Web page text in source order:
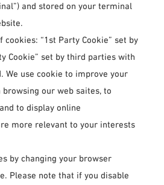
and stored on your terminal
“1st Party Cookie” set by
Cookie” set by third parties with
We use cookie to improve your
our web saites, to
to display online
more relevant to your interests
by changing your browser
Please note that if you disable